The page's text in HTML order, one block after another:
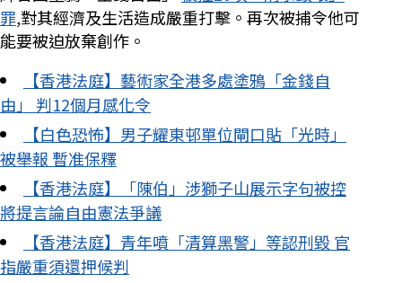
罪,對其經濟及生活造成嚴重打擊。再次被捕令他可
能要被迫放棄創作。
【香港法庭】藝術家全港多處塗鴉「金錢自
由」 判12個月感化令
【白色恐怖】男子耀東邨單位閘口貼「光時」
被舉報 暫准保釋
【香港法庭】「陳伯」涉獅子山展示字句被控
將提言論自由憲法爭議
【香港法庭】青年噴「清算黑警」等認刑毀 官
指嚴重須還押候判